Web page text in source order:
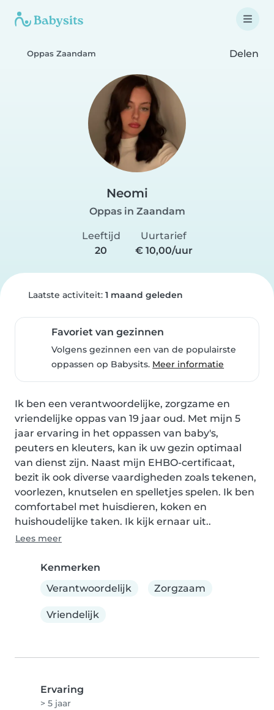
Oppas Zaandam Delen
Neomi
Oppas in Zaandam
Leeftijd
20
Uurtarief
€ 10,00/uur
Laatste activiteit: 1 maand geleden
Favoriet van gezinnen
Volgens gezinnen een van de populairste
oppassen op Babysits. Meer informatie
Ik ben een verantwoordelijke, zorgzame en
vriendelijke oppas van 19 jaar oud. Met mijn 5
jaar ervaring in het oppassen van baby's,
peuters en kleuters, kan ik uw gezin optimaal
van dienst zijn. Naast mijn EHBO-certificaat,
bezit ik ook diverse vaardigheden zoals tekenen,
voorlezen, knutselen en spelletjes spelen. Ik ben
comfortabel met huisdieren, koken en
huishoudelijke taken. Ik kijk ernaar uit..
Lees meer
Kenmerken
Verantwoordelijk
Zorgzaam
Vriendelijk
Ervaring
> 5 jaar